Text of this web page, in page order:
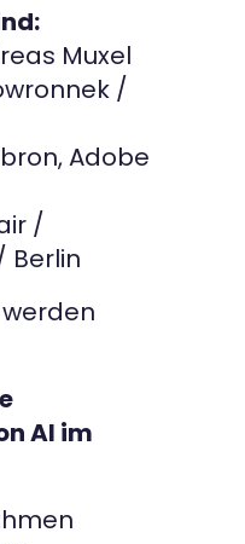
Muxel
/
Adobe
/
Berlin
AI im